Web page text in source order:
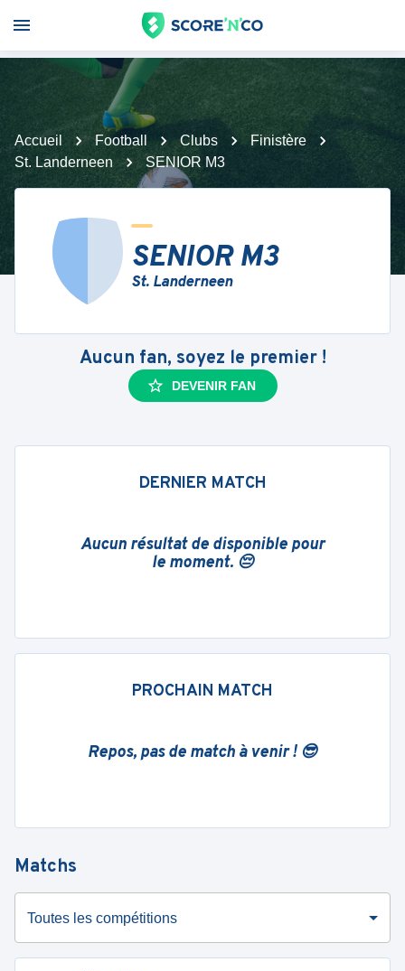
Accueil Football Clubs
Finistère
St. Landerneen
SENIOR M3
SENIOR M3
St. Landerneen
Aucun fan, soyez le premier !
DEVENIR FAN
DERNIER MATCH
Aucun résultat de disponible pour
le moment. 😔
PROCHAIN MATCH
Repos, pas de match à venir ! 😎
Matchs
Toutes les compétitions